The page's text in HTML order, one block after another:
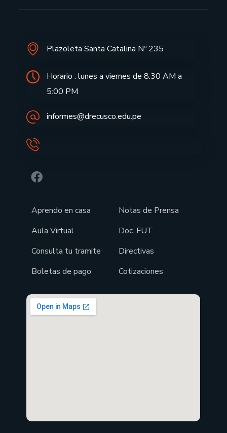
Plazoleta Santa Catalina Nº 235
Horario : lunes a viernes de 8:30 AM a
5:00 PM
informes@drecusco.edu.pe
Aprendo en casa
Aula Virtual
Consulta tu tramite
Boletas de pago
Notas de Prensa
Doc. FUT
Directivas
Cotizaciones